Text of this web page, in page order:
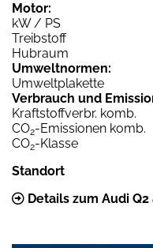
Motor:
kW / PS
Treibstoff
Hubraum
Umweltnormen:
Umweltplakette
Verbrauch und
Kraftstoffverbr. komb.
CO2-Emissionen komb.
CO2-Klasse
Standort
Details zum Audi